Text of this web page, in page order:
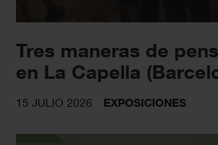
Tres maneras de
en La Capella
15 JULIO 2026 EXPOSICIONES